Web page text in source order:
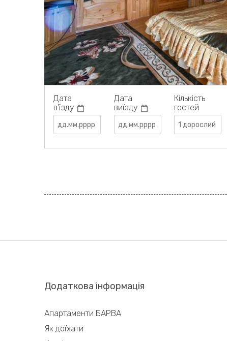
Дата
в'їзду
Дата
виїзду
Кількість
гостей
Додаткова інформація
Апартаменти БАРВА
Як доїхати